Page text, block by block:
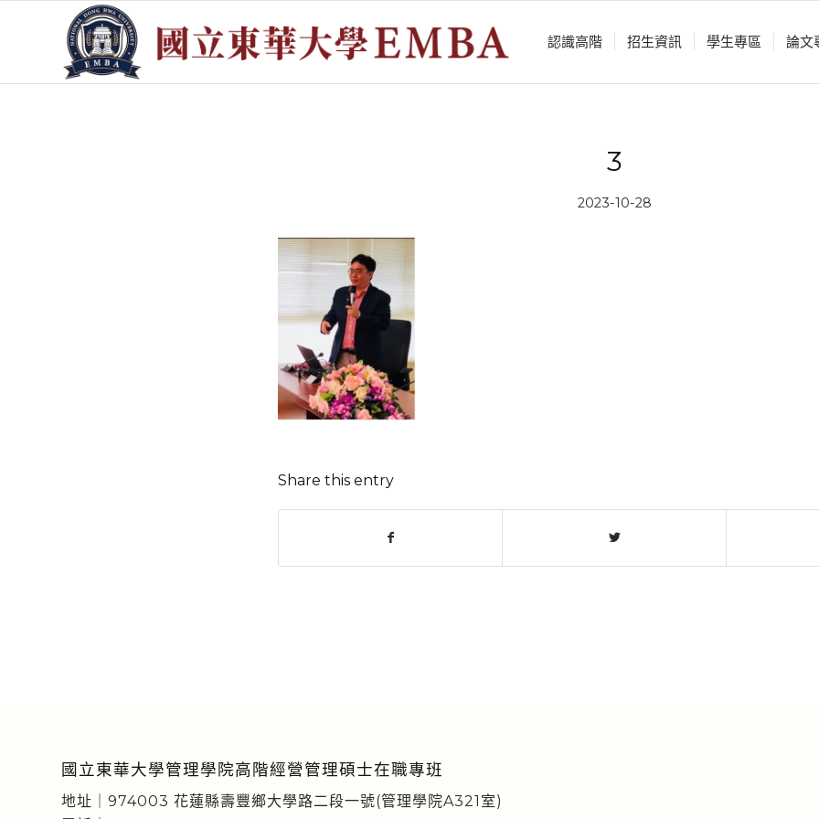
認識⾼階 招生資訊 學⽣專區 論⽂
3
2023-10-28
Share this entry
國立東華大學管理學院高階經營管理碩士在職專班
地址｜974003 花蓮縣壽豐鄉大學路二段一號(管理學院A321室)